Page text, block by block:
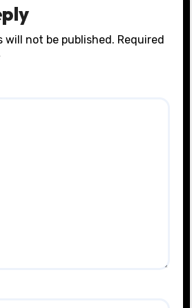
will not be published. Required